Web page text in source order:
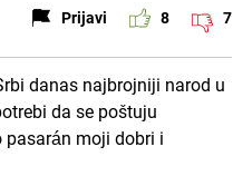
Prijavi 8 7
danas najbrojniji narod u
da se poštuju
moji dobri i